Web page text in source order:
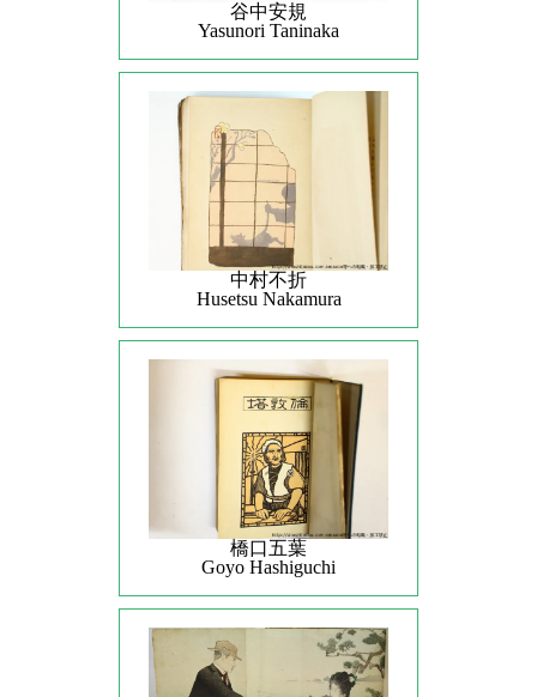
谷中安規
Yasunori Taninaka
中村不折
Husetsu Nakamura
橋口五葉
Goyo Hashiguchi